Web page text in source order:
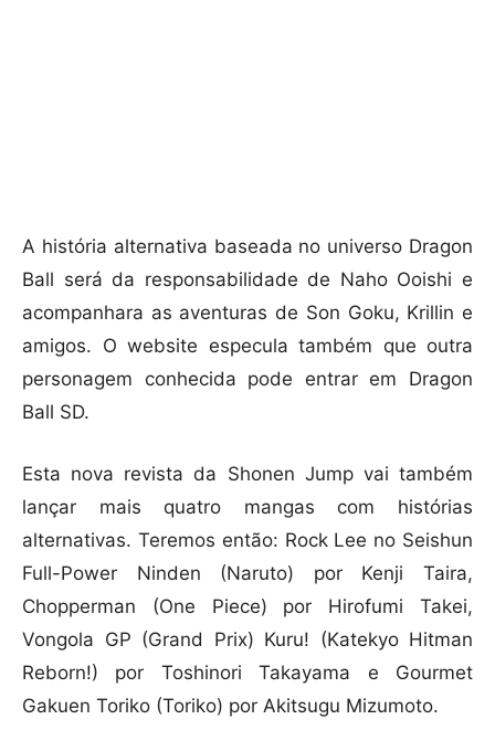
A história alternativa baseada no universo Dragon
Ball será da responsabilidade de Naho Ooishi e
acompanhara as aventuras de Son Goku, Krillin e
amigos. O website especula também que outra
personagem conhecida pode entrar em Dragon
Ball SD.
Esta nova revista da Shonen Jump vai também
lançar mais quatro mangas com histórias
alternativas. Teremos então: Rock Lee no Seishun
Full-Power Ninden (Naruto) por Kenji Taira,
Chopperman (One Piece) por Hirofumi Takei,
Vongola GP (Grand Prix) Kuru! (Katekyo Hitman
Reborn!) por Toshinori Takayama e Gourmet
Gakuen Toriko (Toriko) por Akitsugu Mizumoto.